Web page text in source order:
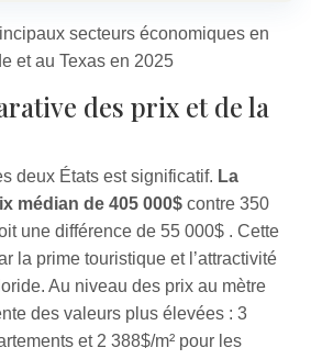
secteurs économiques en
et au Texas en 2025
des prix et de la
deux États est significatif. La
médian de 405 000$ contre 350
une différence de 55 000$ . Cette
la prime touristique et l’attractivité
Au niveau des prix au mètre
des valeurs plus élevées : 3
et 2 388$/m² pour les